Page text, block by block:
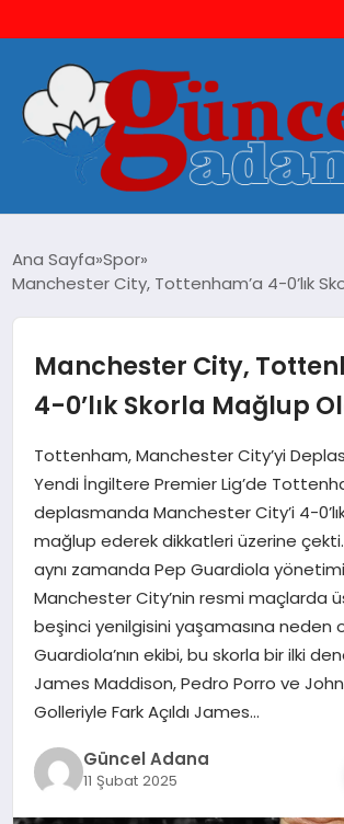
YAŞAM
MAGAZIN
SPOR
TEKNOLOJI
Ana Sayfa Spor
Manchester City, Tottenham’a 4-0’lık
Manchester City,
4-0’lık Skorla Mağlup
Tottenham, Manchester City’yi
Yendi İngiltere Premier Lig’de
deplasmanda Manchester City’i 4-
mağlup ederek dikkatleri üzerine
aynı zamanda Pep Guardiola
Manchester City’nin resmi maçlarda
beşinci yenilgisini yaşamasına neden
Guardiola’nın ekibi, bu skorla bir ilki
James Maddison, Pedro Porro ve
Golleriyle Fark Açıldı James…
Güncel Adana
11 Şubat 2025